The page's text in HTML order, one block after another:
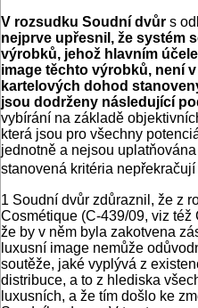
V rozsudku Soudní dvůr s
nejprve upřesnil, že systém
výrobků, jehož hlavním
image těchto výrobků, není
kartelových dohod
jsou dodrženy následující
vybírání na základě
která jsou pro všechny
jednotně a nejsou
stanovená kritéria
1 Soudní dvůr zdůraznil, že z
Cosmétique (C-439/09, viz též
že by v něm byla zakotvena
luxusní image nemůže
soutěže, jaké vyplývá z
distribuce, a to z hlediska
luxusních, a že tím došlo ke